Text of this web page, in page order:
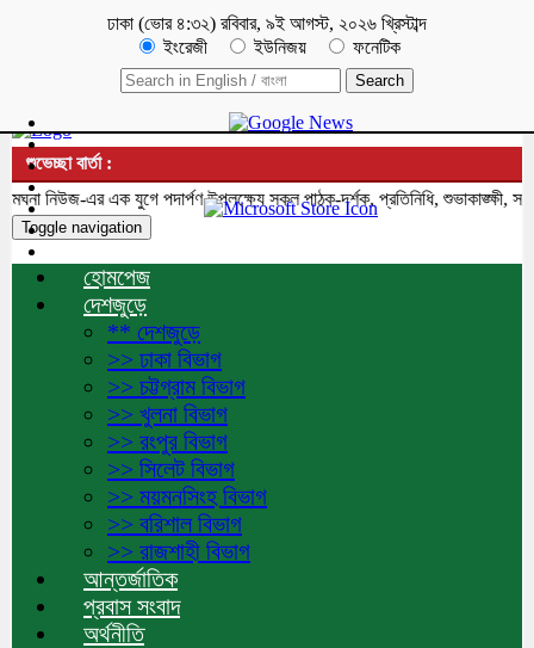
ঢাকা (ভোর ৪:৩২) রবিবার, ৯ই আগস্ট, ২০২৬ খ্রিস্টাব্দ
ইংরেজী
ইউনিজয় ফনেটিক
শুভেচ্ছা বার্তা :
নিউজ-এর এক যুগে পদার্পণ উপলক্ষ্যে সকল পাঠক-দর্শক, প্রতিনিধি, শুভাকাঙ্ক্ষী,
Toggle navigation
হোমপেজ
দেশজুড়ে
** দেশজুড়ে
>> ঢাকা বিভাগ
>> চট্টগ্রাম বিভাগ
>> খুলনা বিভাগ
>> রংপুর বিভাগ
>> সিলেট বিভাগ
>> ময়মনসিংহ বিভাগ
>> বরিশাল বিভাগ
>> রাজশাহী বিভাগ
আন্তর্জাতিক
প্রবাস সংবাদ
অর্থনীতি